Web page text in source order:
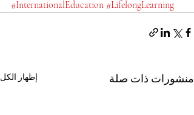
#InternationalEducation #LifelongLearning
منشورات ذات صلة إظهار الكل